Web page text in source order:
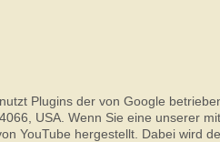
Plugins der von Google
USA. Wenn Sie eine unserer
YouTube hergestellt. Dabei wird